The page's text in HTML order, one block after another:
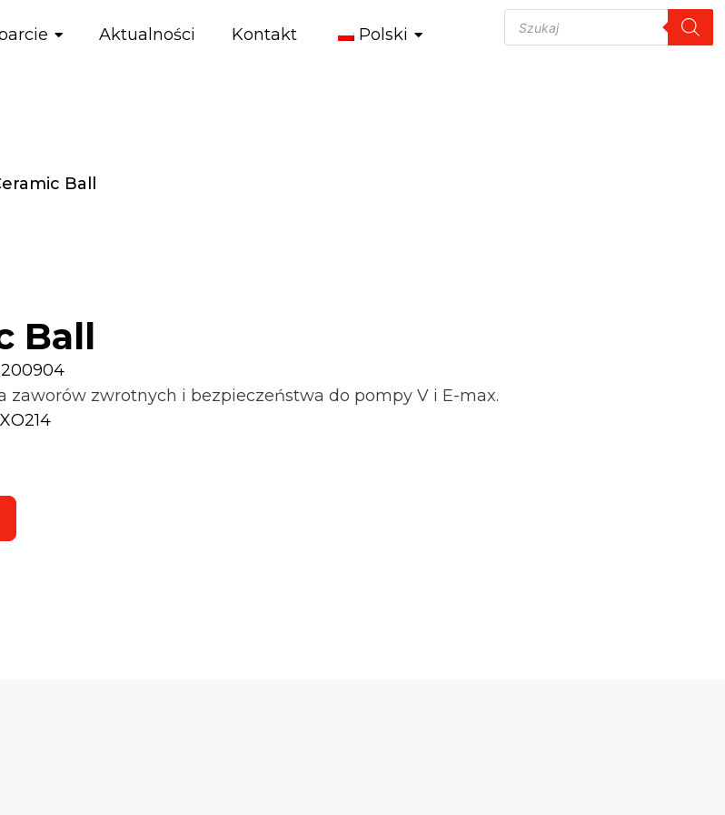
Aktualności Kontakt Polski
Ball
Ball
200904
zaworów zwrotnych i bezpieczeństwa do pompy V i E-max.